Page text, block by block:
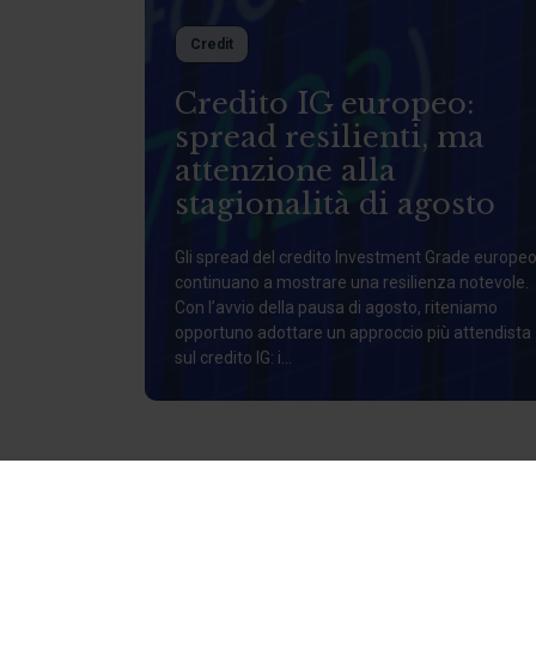
Credit
Credito IG europeo:
spread resilienti, ma
attenzione alla
stagionalità di agosto
Gli spread del credito Investment Grade europeo
continuano a mostrare una resilienza notevole.
Con l’avvio della pausa di agosto, riteniamo
opportuno adottare un approccio più attendista
sul credito IG: i...